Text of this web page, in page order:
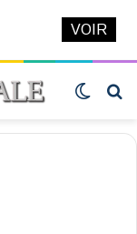
Switch
VOIR